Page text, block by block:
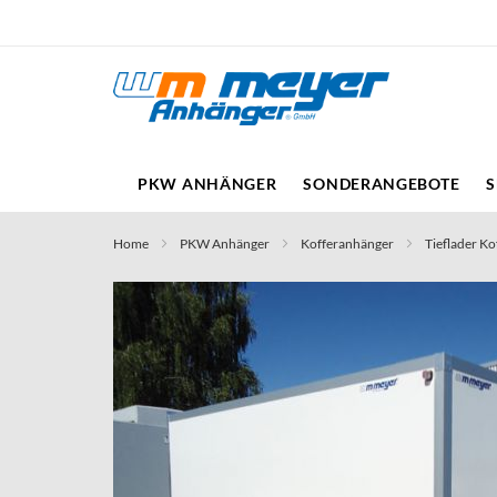
Inhalt
PKW ANHÄNGER SONDERANGEBOTE
Home PKW Anhänger Kofferanhänger Tieflader
Skip
the
end
of
the
images